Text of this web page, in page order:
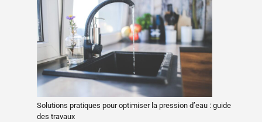
Solutions pratiques pour optimiser la pression d’eau : guide
des travaux